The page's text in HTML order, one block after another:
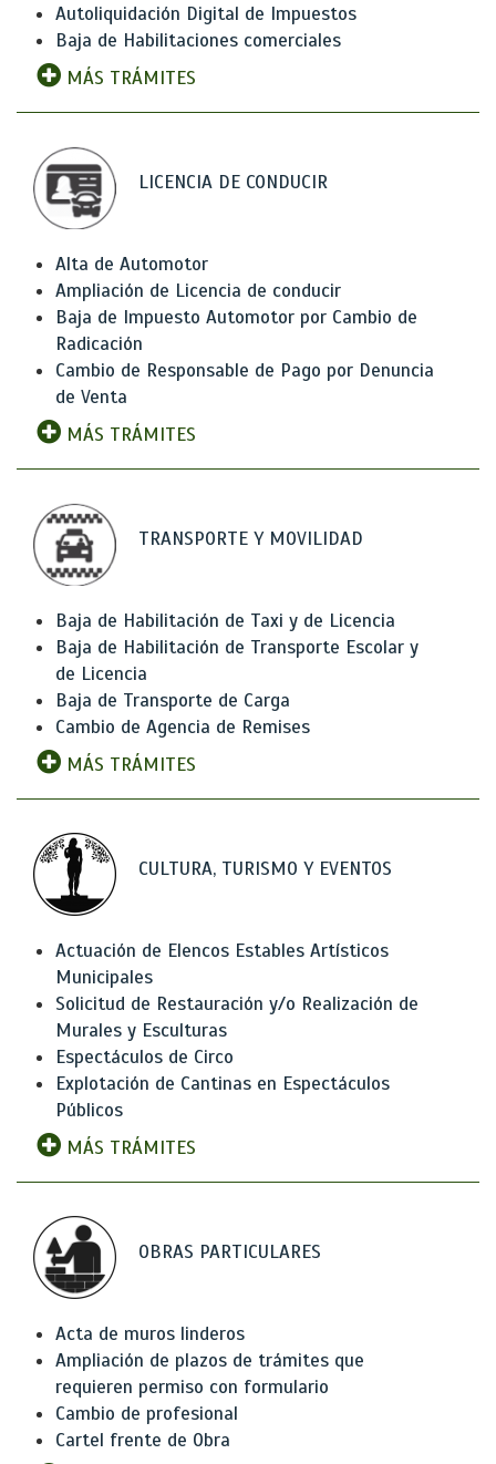
Autoliquidación Digital de Impuestos
Baja de Habilitaciones comerciales
MÁS TRÁMITES
LICENCIA DE CONDUCIR
Alta de Automotor
Ampliación de Licencia de conducir
Baja de Impuesto Automotor por Cambio de
Radicación
Cambio de Responsable de Pago por Denuncia
de Venta
MÁS TRÁMITES
TRANSPORTE Y MOVILIDAD
Baja de Habilitación de Taxi y de Licencia
Baja de Habilitación de Transporte Escolar y
de Licencia
Baja de Transporte de Carga
Cambio de Agencia de Remises
MÁS TRÁMITES
CULTURA, TURISMO Y EVENTOS
Actuación de Elencos Estables Artísticos
Municipales
Solicitud de Restauración y/o Realización de
Murales y Esculturas
Espectáculos de Circo
Explotación de Cantinas en Espectáculos
Públicos
MÁS TRÁMITES
OBRAS PARTICULARES
Acta de muros linderos
Ampliación de plazos de trámites que
requieren permiso con formulario
Cambio de profesional
Cartel frente de Obra